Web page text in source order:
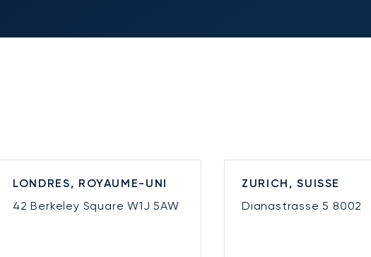
LONDRES, ROYAUME-UNI
42 Berkeley SquareW1J 5AW
ZURICH, SUISSE
Dianastrasse 5 8002